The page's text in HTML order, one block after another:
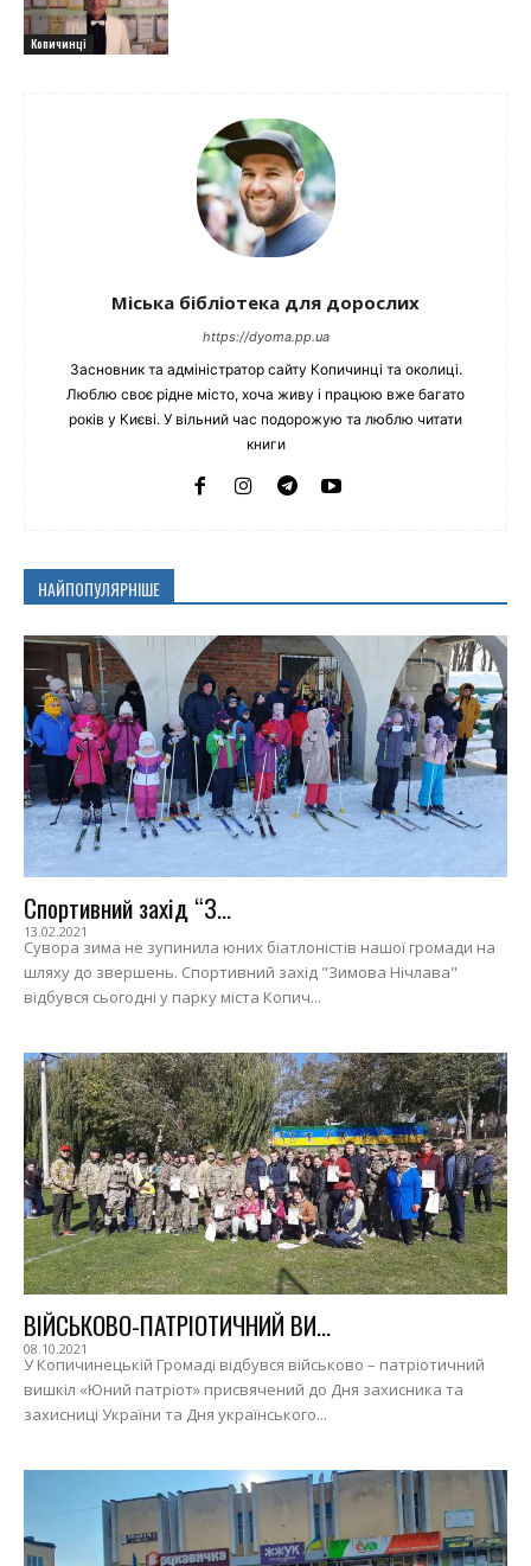
Копичинці
Міська бібліотека для дорослих
https://dyoma.pp.ua
Засновник та адміністратор сайту Копичинці та околиці.
Люблю своє рідне місто, хоча живу і працюю вже багато
років у Києві. У вільний час подорожую та люблю читати
книги
НАЙПОПУЛЯРНІШЕ
Спортивний захід “З...
13.02.2021
Сувора зима не зупинила юних біатлоністів нашої громади на
шляху до звершень. Спортивний захід "Зимова Нічлава"
відбувся сьогодні у парку міста Копич...
ВІЙСЬКОВО-ПАТРІОТИЧНИЙ ВИ...
08.10.2021
У Копичинецькій Громаді відбувся військово – патріотичний
вишкіл «Юний патріот» присвячений до Дня захисника та
захисниці України та Дня українського...